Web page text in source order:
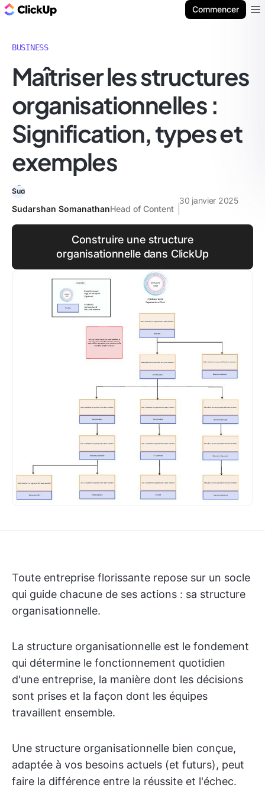
Commencer
BUSINESS
Maîtriser les structures
organisationnelles :
Signification, types et
exemples
Sudarshan SomanathanHead of Content
30 janvier 2025
Construire une structure
organisationnelle dans ClickUp
Toute entreprise florissante repose sur un socle
qui guide chacune de ses actions : sa structure
organisationnelle.
La structure organisationnelle est le fondement
qui détermine le fonctionnement quotidien
d'une entreprise, la manière dont les décisions
sont prises et la façon dont les équipes
travaillent ensemble.
Une structure organisationnelle bien conçue,
adaptée à vos besoins actuels (et futurs), peut
faire la différence entre la réussite et l'échec.